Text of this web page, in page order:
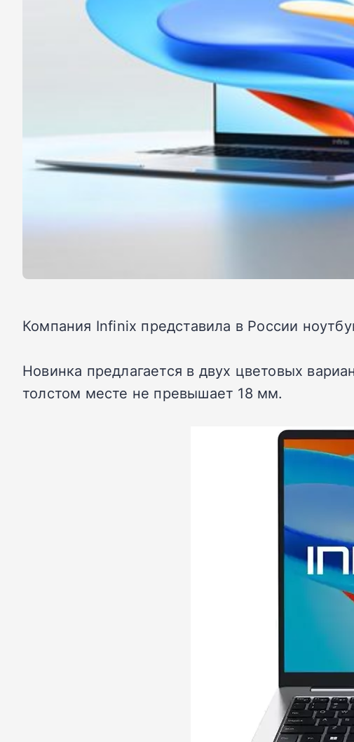
Компания Infinix представила в России
Новинка предлагается в двух цветовых
толстом месте не превышает 18 мм.